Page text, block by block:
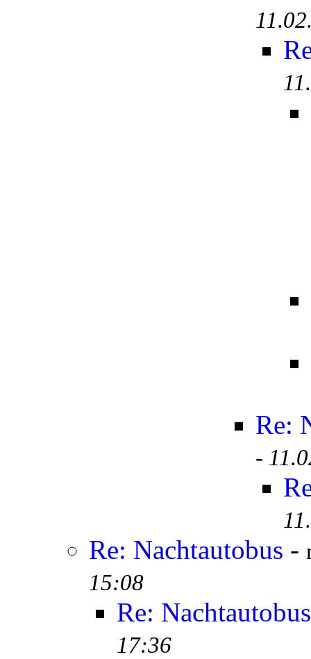
Re:
-
Re: Nachtautobus -
15:08
Re: Nachtautobus
17:36